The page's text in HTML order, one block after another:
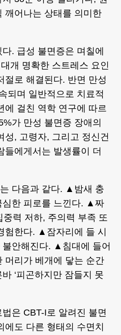
깨어나는 상태를 의미한
. 급성 불면증은 며칠에
개 명확한 스트레스 요인
절로 해결된다. 반면 만성
되며 일반적으로 치료적
에 걸친 역학 연구에 따르
가 만성 불면증 장애의
성, 고령자, 그리고 정신건
들에게서는 발생률이 더
다음과 같다. ▲밤새 충
심한 피로를 느낀다. ▲짜
력 저하, 주의력 부족 또
험한다. ▲잠자리에 들 시
불안해진다. ▲침대에 들어
머리가 베개에 닿는 순간
‘피곤하지만 잠들지 못
은 CBT-I로 알려진 불면
에도 다른 형태의 수면치